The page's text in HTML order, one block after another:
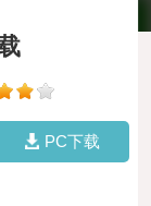
PC下载